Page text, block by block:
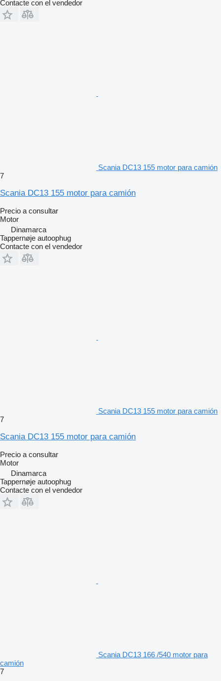
Contacte con el vendedor
Scania DC13 155 motor para camión
7
Scania DC13 155 motor para camión
Precio a consultar
Motor
Dinamarca
Tappernøje autoophug
Contacte con el vendedor
Scania DC13 155 motor para camión
7
Scania DC13 155 motor para camión
Precio a consultar
Motor
Dinamarca
Tappernøje autoophug
Contacte con el vendedor
Scania DC13 166 /540 motor para
camión
7